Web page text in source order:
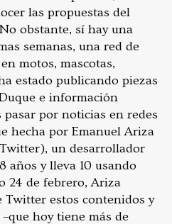
las propuestas del
obstante, sí hay una
semanas, una red de
motos, mascotas,
estado publicando piezas
e información
pasar por noticias en redes
hecha por Emanuel Ariza
un desarrollador
años y lleva 10 usando
24 de febrero, Ariza
Twitter estos contenidos y
hoy tiene más de